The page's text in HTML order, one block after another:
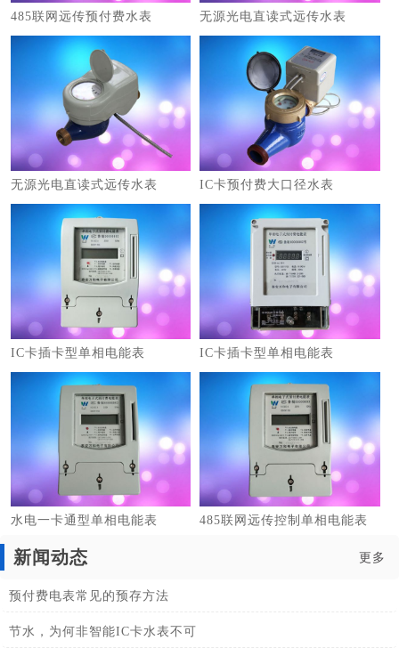
485联网远传预付费水表 ​无源光电直读式远传水表
​无源光电直读式远传水表 IC卡预付费大口径水表
IC卡插卡型单相电能表 IC卡插卡型单相电能表
水电一卡通型单相电能表 485联网远传控制单相电能表
新闻动态 更多
预付费电表常见的预存方法
节水，为何非智能IC卡水表不可